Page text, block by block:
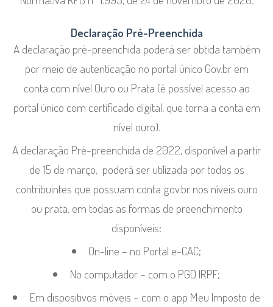
Declaração Pré-Preenchida
A declaração pré-preenchida poderá ser obtida também
por meio de autenticação no portal único Gov.br em
conta com nível Ouro ou Prata (é possível acesso ao
portal único com certificado digital, que torna a conta em
nível ouro).
A declaração Pré-preenchida de 2022, disponível a partir
de 15 de março, poderá ser utilizada por todos os
contribuintes que possuam conta gov.br nos níveis ouro
ou prata, em todas as formas de preenchimento
disponíveis:
On-line – no Portal e-CAC;
No computador – com o PGD IRPF;
Em dispositivos móveis – com o app Meu Imposto de